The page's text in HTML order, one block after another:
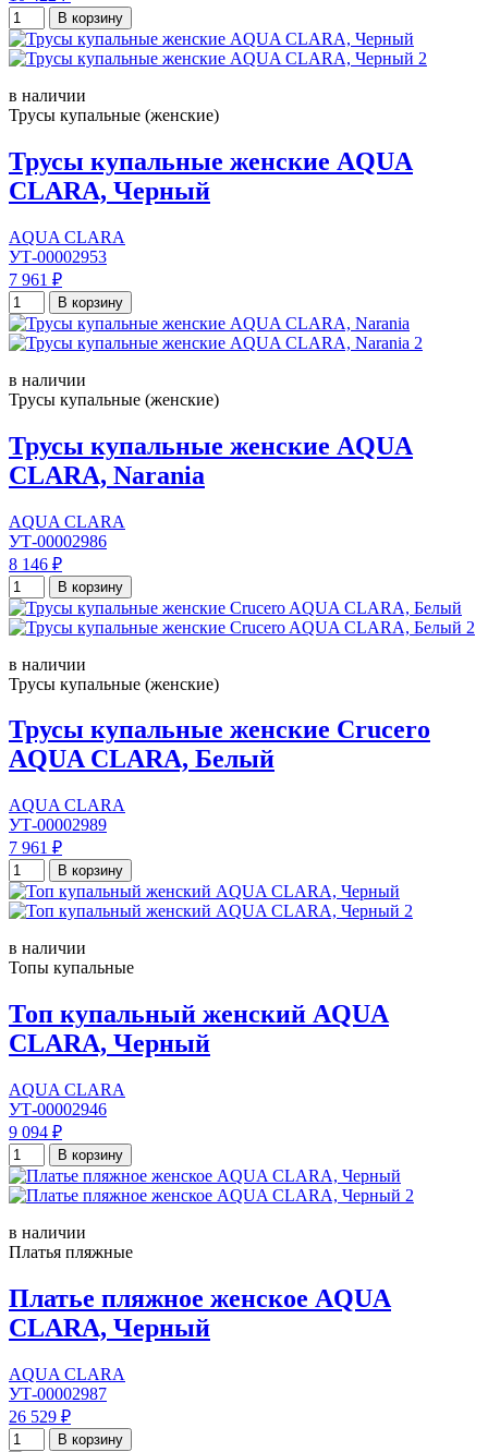
В корзину
в наличии
Трусы купальные (женские)
Трусы купальные женские AQUA
CLARA, Черный
AQUA CLARA
УТ-00002953
7 961 ₽
В корзину
в наличии
Трусы купальные (женские)
Трусы купальные женские AQUA
CLARA, Narania
AQUA CLARA
УТ-00002986
8 146 ₽
В корзину
в наличии
Трусы купальные (женские)
Трусы купальные женские Crucero
AQUA CLARA, Белый
AQUA CLARA
УТ-00002989
7 961 ₽
В корзину
в наличии
Топы купальные
Топ купальный женский AQUA
CLARA, Черный
AQUA CLARA
УТ-00002946
9 094 ₽
В корзину
в наличии
Платья пляжные
Платье пляжное женское AQUA
CLARA, Черный
AQUA CLARA
УТ-00002987
26 529 ₽
В корзину